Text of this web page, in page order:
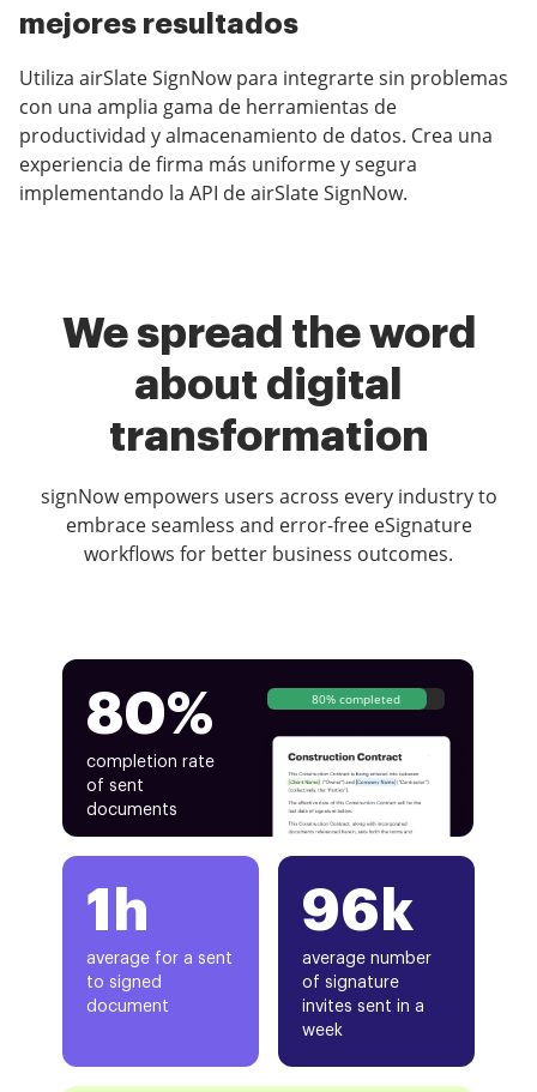
mejores resultados
Utiliza airSlate SignNow para integrarte sin problemas
con una amplia gama de herramientas de
productividad y almacenamiento de datos. Crea una
experiencia de firma más uniforme y segura
implementando la API de airSlate SignNow.
We spread the word
about digital
transformation
signNow empowers users across every industry to
embrace seamless and error-free eSignature
workflows for better business outcomes.
80%
completion rate
of sent
documents
80% completed
1h
average for a sent
to signed
document
96k
average number
of signature
invites sent in a
week